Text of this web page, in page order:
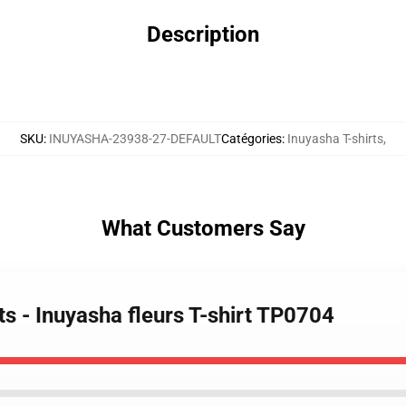
Description
SKU: INUYASHA-23938-27-DEFAULTCatégories: Inuyasha T-shirts,
What Customers Say
- Inuyasha fleurs T-shirt TP0704